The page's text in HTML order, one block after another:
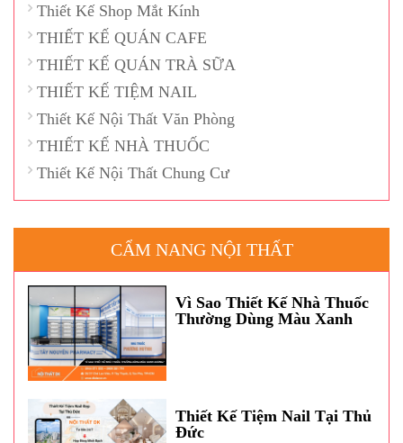
Thiết Kế Shop Mắt Kính
THIẾT KẾ QUÁN CAFE
THIẾT KẾ QUÁN TRÀ SỮA
THIẾT KẾ TIỆM NAIL
Thiết Kế Nội Thất Văn Phòng
THIẾT KẾ NHÀ THUỐC
Thiết Kế Nội Thất Chung Cư
CẨM NANG NỘI THẤT
Vì Sao Thiết Kế Nhà Thuốc
Thường Dùng Màu Xanh
Thiết Kế Tiệm Nail Tại Thủ
Đức